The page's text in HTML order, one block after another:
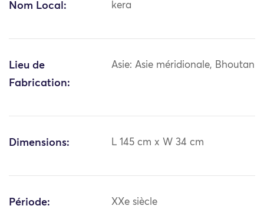
Nom Local: kera
Lieu de
Fabrication:
Asie: Asie méridionale, Bhoutan
Dimensions: L 145 cm x W 34 cm
Période: XXe siècle